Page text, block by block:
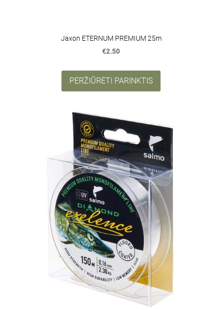
Jaxon ETERNUM PREMIUM 25m
€2.50
PERŽIŪRĖTI PARINKTIS